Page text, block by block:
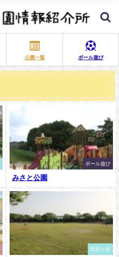
公園一覧 ボール遊び
ボール遊び
みさと公園
西新小岩